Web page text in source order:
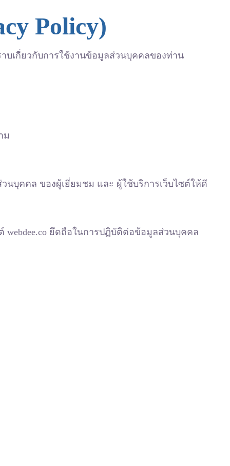
Policy)
าบเกี่ยวกับการใช้งานข้อมูลส่วนบุคคลของท่าน
ม
นบุคคล ของผู้เยี่ยมชม และ ผู้ใช้บริการเว็บไซต์ให้ดี
ยึดถือในการปฏิบัติต่อข้อมูลส่วนบุคคล